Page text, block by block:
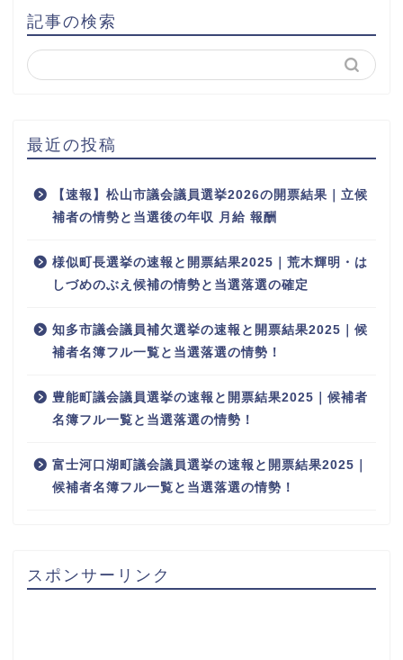
記事の検索
最近の投稿
【速報】松山市議会議員選挙2026の開票結果｜立候
補者の情勢と当選後の年収 月給 報酬
様似町長選挙の速報と開票結果2025｜荒木輝明・は
しづめのぶえ候補の情勢と当選落選の確定
知多市議会議員補欠選挙の速報と開票結果2025｜候
補者名簿フル一覧と当選落選の情勢！
豊能町議会議員選挙の速報と開票結果2025｜候補者
名簿フル一覧と当選落選の情勢！
富士河口湖町議会議員選挙の速報と開票結果2025｜
候補者名簿フル一覧と当選落選の情勢！
スポンサーリンク